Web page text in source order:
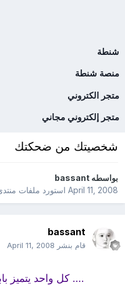
شنطة
منصة شنطة
متجر الكتروني
متجر إلكتروني مجاني
شخصيتك من ضحكتك
بواسطهbassant
April 11, 2008استورد ملفات
bassant
قام بنشر April 11, 2008
.... كل واحد يتميز